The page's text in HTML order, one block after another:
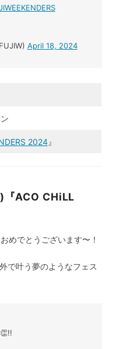
April 18, 2024
2024』
ACO CHiLL
めでとうございます〜！
で叶う夢のようなフェス